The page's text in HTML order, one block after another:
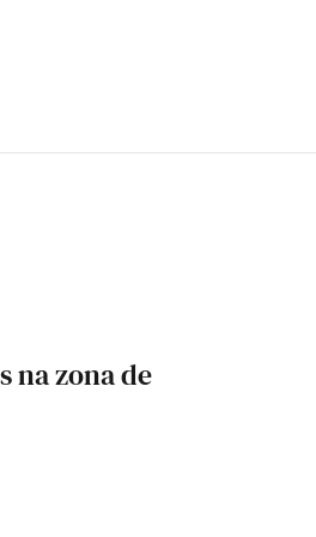
na zona de